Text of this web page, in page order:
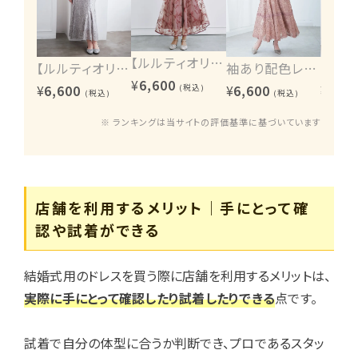
【ルルティオリジナル】ヴィンテージレース2wayワンピース
¥6,600 (税込)
【ルルティオリジナル】エンブロイダリーワンピース
¥6,600 (税込)
袖あり配色レースハシゴ切り替えワンピース
¥6,600 (税込) ¥
※ ランキングは当サイトの評価基準に基づいています
店舗を利用するメリット｜手にとって確
認や試着ができる
結婚式用のドレスを買う際に店舗を利用するメリットは、
実際に手にとって確認したり試着したりできる点です。
試着で自分の体型に合うか判断でき、プロであるスタッ